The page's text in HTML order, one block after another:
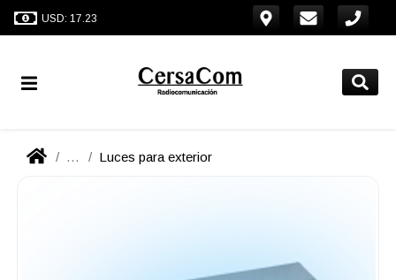
USD: 17.23
... Luces para exterior